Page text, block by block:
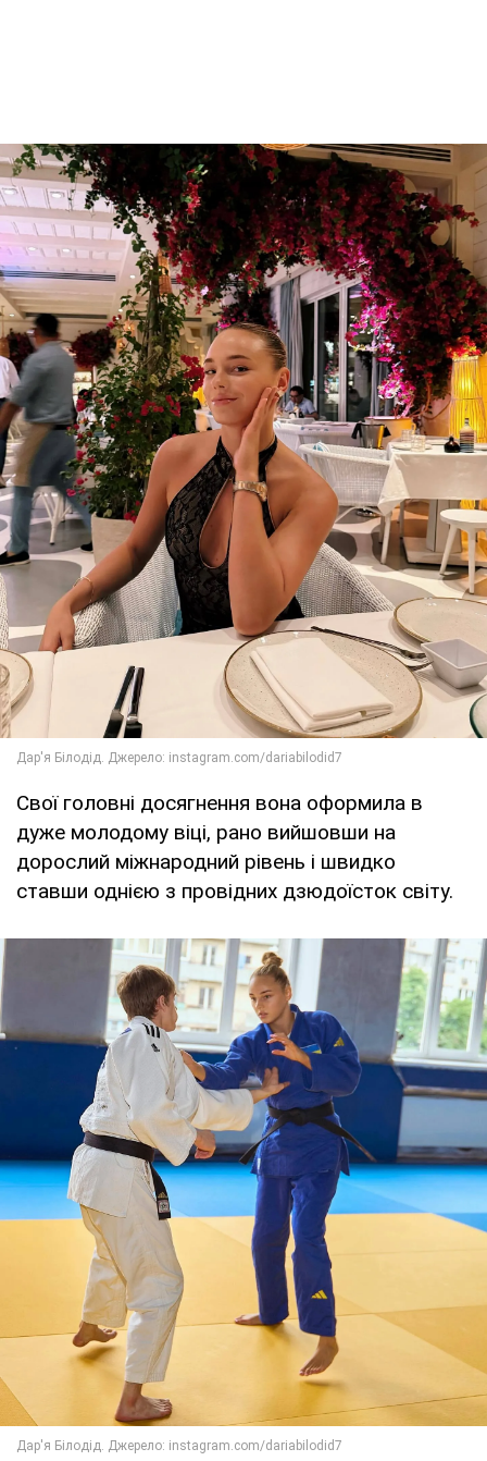
Свої головні досягнення вона оформила в
дуже молодому віці, рано вийшовши на
дорослий міжнародний рівень і швидко
ставши однією з провідних дзюдоїсток світу.